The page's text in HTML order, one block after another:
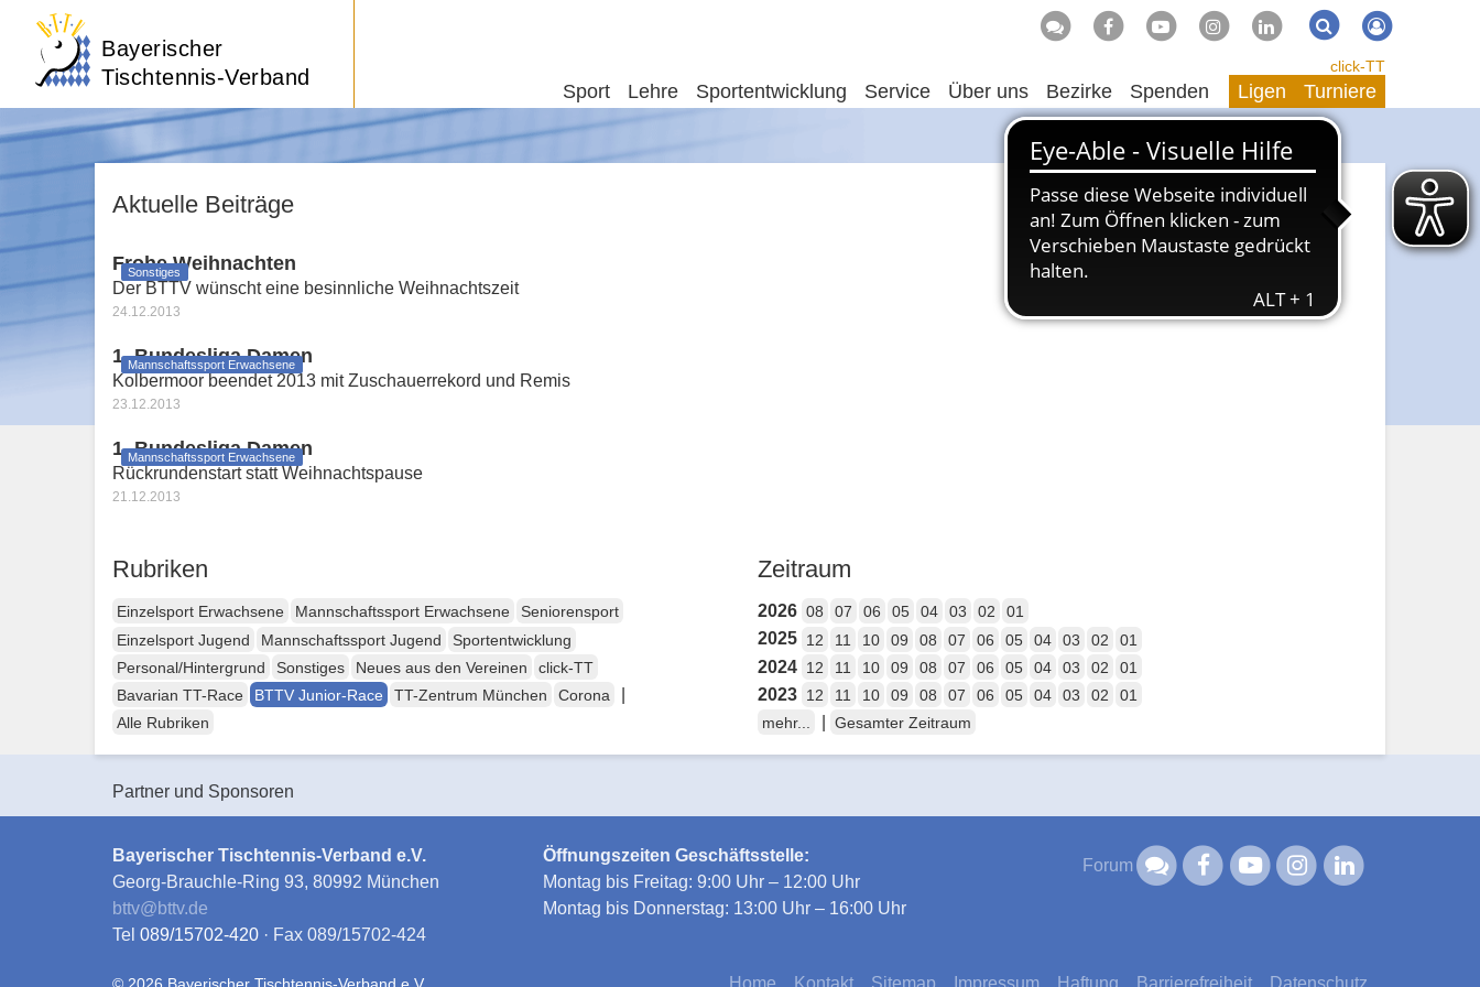
Bayerischer
Tischtennis-Verband
Suche Suchen
Sport Lehre Sportentwicklung Service Über uns Bezirke Spenden
click-TT
Ligen Turniere
Aktuelle Beiträge
Sonstiges
Frohe Weihnachten
Der BTTV wünscht eine besinnliche Weihnachtszeit
24.12.2013
Mannschaftssport Erwachsene
1. Bundesliga Damen
Kolbermoor beendet 2013 mit Zuschauerrekord und Remis
23.12.2013
Mannschaftssport Erwachsene
1. Bundesliga Damen
Rückrundenstart statt Weihnachtspause
21.12.2013
Rubriken
Einzelsport Erwachsene Mannschaftssport Erwachsene
Seniorensport
Einzelsport Jugend
Mannschaftssport Jugend
Sportentwicklung
Personal/Hintergrund
Sonstiges Neues aus den Vereinen
click-TT
Bavarian TT-Race
BTTV Junior-Race TT-Zentrum München Corona
Alle Rubriken
Zeitraum
2026 08 07 06 05 04 03 02 01
2025 12 11 10 09 08 07 06 05 04 03 02 01
2024 12 11 10 09 08 07 06 05 04 03 02 01
2023 12 11 10 09 08 07 06 05 04 03 02
01
mehr...
Gesamter Zeitraum
Partner und Sponsoren
Bayerischer Tischtennis-Verband e.V.
Georg-Brauchle-Ring 93, 80992 München
bttv@bttv.de
Tel 089/15702-420 · Fax 089/15702-424
Öffnungszeiten Geschäftsstelle:
Montag bis Freitag: 9:00 Uhr – 12:00 Uhr
Montag bis Donnerstag: 13:00 Uhr – 16:00 Uhr
Forum